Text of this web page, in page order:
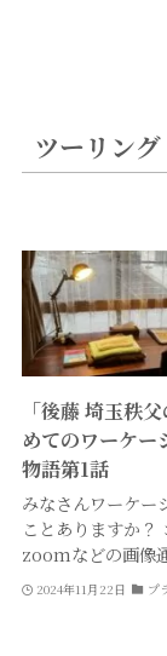
ツーリング
「後藤 埼玉秩
めてのワーケー
物語第1話
みなさんワーケー
ことありますか？
zoomなどの画像
2024年11月22日 プ